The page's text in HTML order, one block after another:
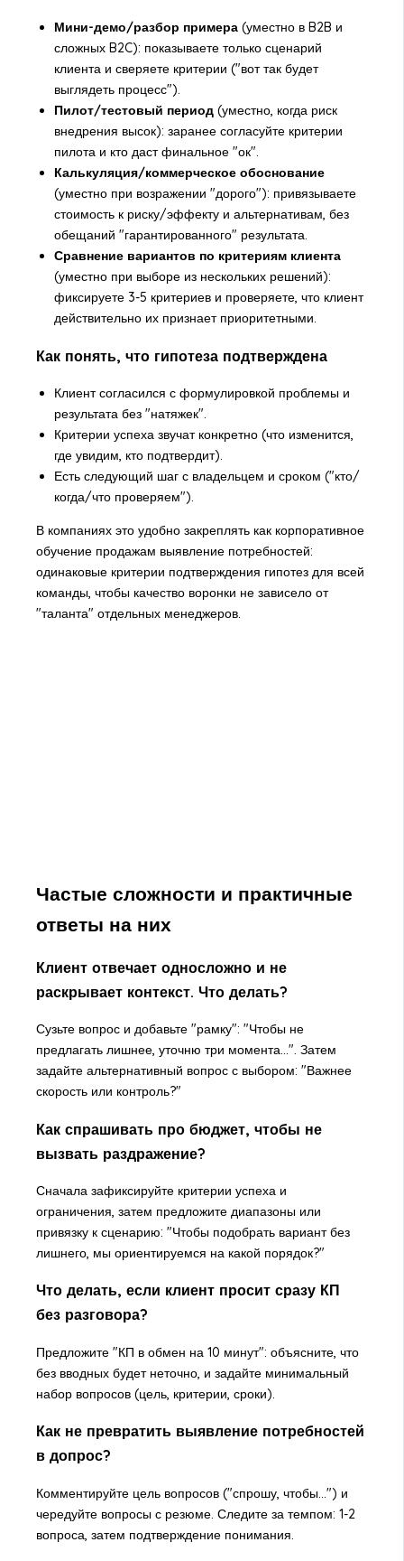
Мини-демо/разбор примера(уместно в B2B и
сложных B2C): показываете только сценарий
клиента и сверяете критерии ("вот так будет
выглядеть процесс").
Пилот/тестовый период(уместно, когда риск
внедрения высок): заранее согласуйте критерии
пилота и кто даст финальное "ок".
Калькуляция/коммерческое обоснование
(уместно при возражении "дорого"): привязываете
стоимость к риску/эффекту и альтернативам, без
обещаний "гарантированного" результата.
Сравнение вариантов по критериям клиента
(уместно при выборе из нескольких решений):
фиксируете 3-5 критериев и проверяете, что клиент
действительно их признает приоритетными.
Как понять, что гипотеза подтверждена
Клиент согласился с формулировкой проблемы и
результата без "натяжек".
Критерии успеха звучат конкретно (что изменится,
где увидим, кто подтвердит).
Есть следующий шаг с владельцем и сроком ("кто/
когда/что проверяем").
В компаниях это удобно закреплять как корпоративное
обучение продажам выявление потребностей:
одинаковые критерии подтверждения гипотез для всей
команды, чтобы качество воронки не зависело от
"таланта" отдельных менеджеров.
Частые сложности и практичные
ответы на них
Клиент отвечает односложно и не
раскрывает контекст. Что делать?
Сузьте вопрос и добавьте "рамку": "Чтобы не
предлагать лишнее, уточню три момента...". Затем
задайте альтернативный вопрос с выбором: "Важнее
скорость или контроль?"
Как спрашивать про бюджет, чтобы не
вызвать раздражение?
Сначала зафиксируйте критерии успеха и
ограничения, затем предложите диапазоны или
привязку к сценарию: "Чтобы подобрать вариант без
лишнего, мы ориентируемся на какой порядок?"
Что делать, если клиент просит сразу КП
без разговора?
Предложите "КП в обмен на 10 минут": объясните, что
без вводных будет неточно, и задайте минимальный
набор вопросов (цель, критерии, сроки).
Как не превратить выявление потребностей
в допрос?
Комментируйте цель вопросов ("спрошу, чтобы...") и
чередуйте вопросы с резюме. Следите за темпом: 1-2
вопроса, затем подтверждение понимания.